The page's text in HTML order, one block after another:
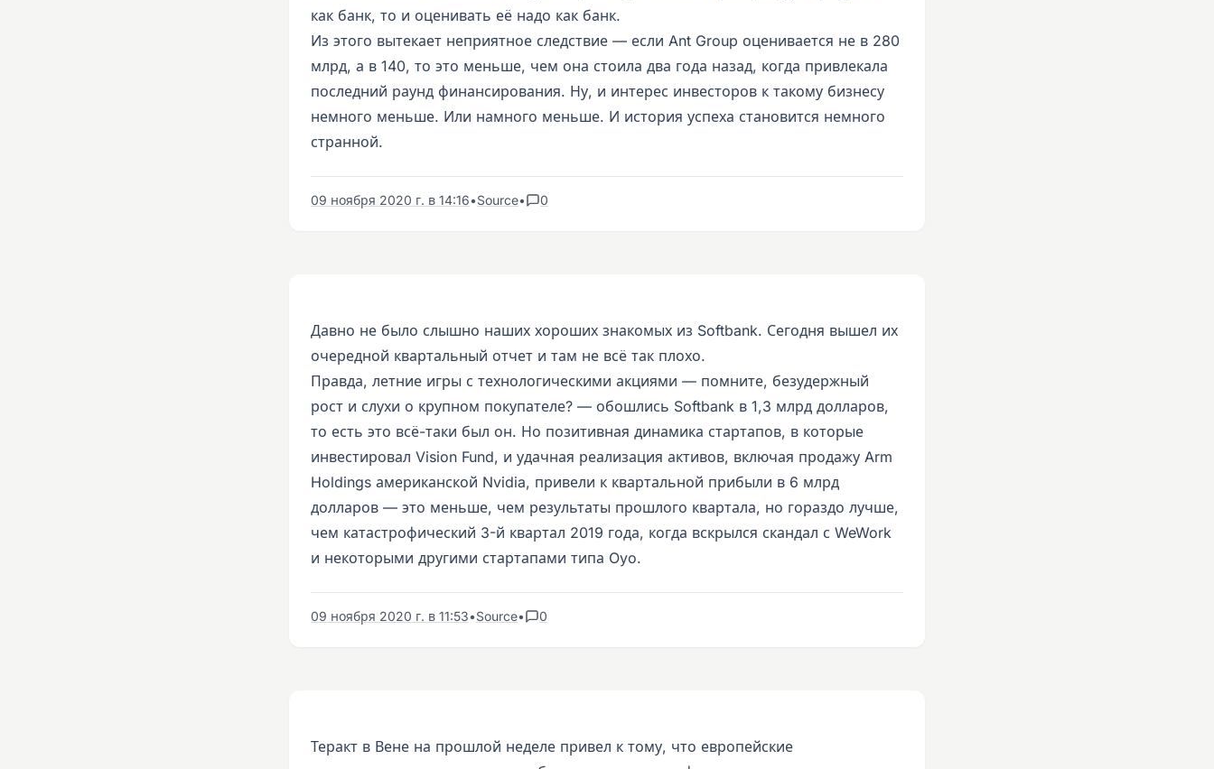
как банк, то и оценивать её надо как банк.
Из этого вытекает неприятное следствие — если Ant Group оценивается не в 280
млрд, а в 140, то это меньше, чем она стоила два года назад, когда привлекала
последний раунд финансирования. Ну, и интерес инвесторов к такому бизнесу
немного меньше. Или намного меньше. И история успеха становится немного
странной.
09 ноября 2020 г. в 14:16•Source• 0
Давно не было слышно наших хороших знакомых из Softbank. Сегодня вышел их
очередной квартальный отчет и там не всё так плохо.
Правда, летние игры с технологическими акциями — помните, безудержный
рост и слухи о крупном покупателе? — обошлись Softbank в 1,3 млрд долларов,
то есть это всё-таки был он. Но позитивная динамика стартапов, в которые
инвестировал Vision Fund, и удачная реализация активов, включая продажу Arm
Holdings американской Nvidia, привели к квартальной прибыли в 6 млрд
долларов — это меньше, чем результаты прошлого квартала, но гораздо лучше,
чем катастрофический 3-й квартал 2019 года, когда вскрылся скандал с WeWork
и некоторыми другими стартапами типа Oyo.
09 ноября 2020 г. в 11:53•Source• 0
Теракт в Вене на прошлой неделе привел к тому, что европейские